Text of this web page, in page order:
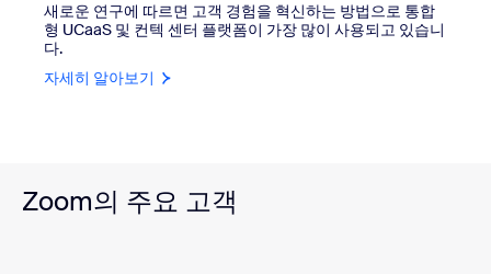
새로운 연구에 따르면 고객 경험을 혁신하는 방법으로 통합
형 UCaaS 및 컨텍 센터 플랫폼이 가장 많이 사용되고 있습니
다.
자세히 알아보기
Zoom의 주요 고객